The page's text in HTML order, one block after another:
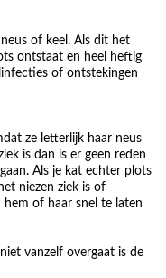
of keel. Als dit het
ontstaat en heel heftig
of ontstekingen
ze letterlijk haar neus
is dan is er geen reden
Als je kat echter plots
niezen ziek is of
of haar snel te laten
vanzelf overgaat is de